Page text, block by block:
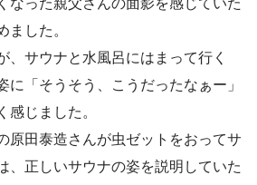
なった親父さんの面影を感じていた
ました。
、サウナと水風呂にはまって行く
に「そうそう、こうだったなぁー」
感じました。
原田泰造さんが虫ゼットをおってサ
、正しいサウナの姿を説明していた